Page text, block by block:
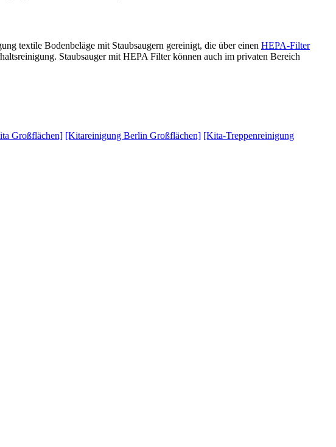
textile Bodenbeläge mit Staubsaugern gereinigt, die über einen HEPA-Filter
Staubsauger mit HEPA Filter können auch im privaten Bereich
Großflächen] [Kitareinigung Berlin Großflächen] [Kita-Treppenreinigung